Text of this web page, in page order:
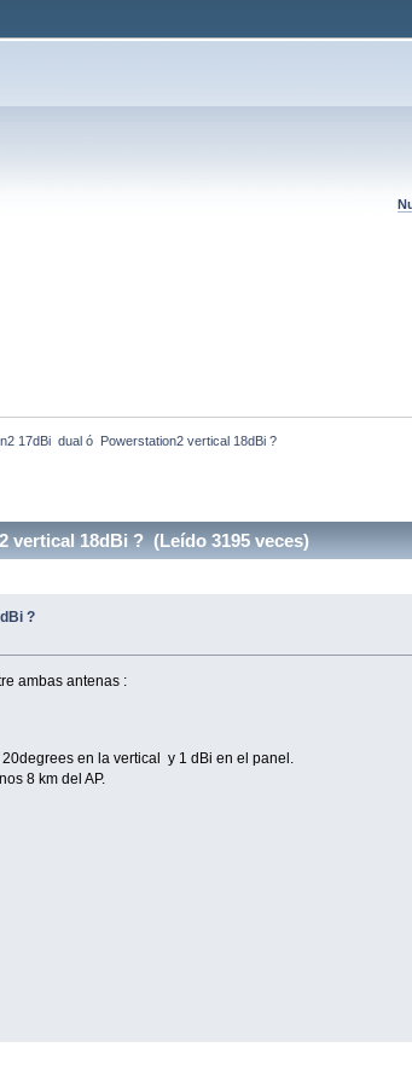
17dBi  dual ó  Powerstation2 vertical 18dBi ?
vertical 18dBi ? (Leído 3195 veces)
?
ambas antenas :
en la vertical y 1 dBi en el panel.
8 km del AP.